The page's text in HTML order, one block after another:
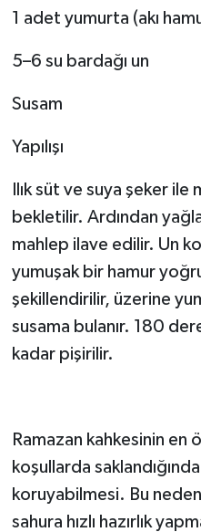
1 adet yumurta (akı
5–6 su bardağı un
Susam
Yapılışı
Ilık süt ve suya şeker ile
bekletilir. Ardından
mahlep ilave edilir. Un
yumuşak bir hamur
şekillendirilir, üzerine
susama bulanır. 180
kadar pişirilir.
Ramazan kahkesinin en
koşullarda
koruyabilmesi. Bu
sahura hızlı hazırlık